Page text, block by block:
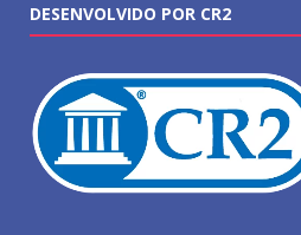
DESENVOLVIDO POR CR2